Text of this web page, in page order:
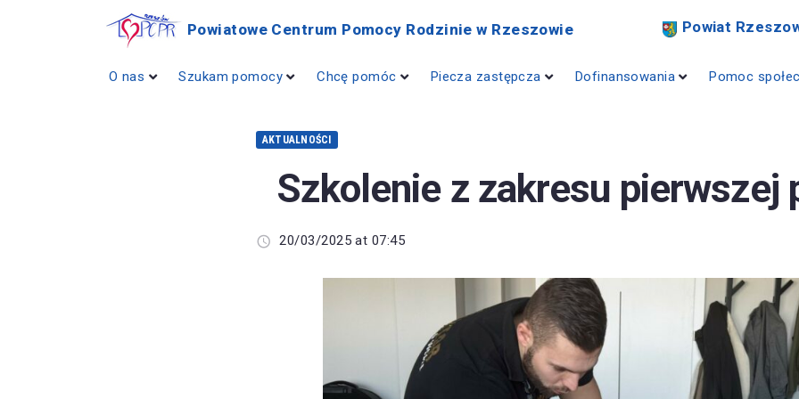
Powiatowe Centrum Pomocy Rodzinie w Rzeszowie Powiat
O nas Szukam pomocy Chcę pomóc Piecza zastępcza Dofinansowania Pomoc
AKTUALNOŚCI
Szkolenie z zakresu pierwszej
20/03/2025 at 07:45